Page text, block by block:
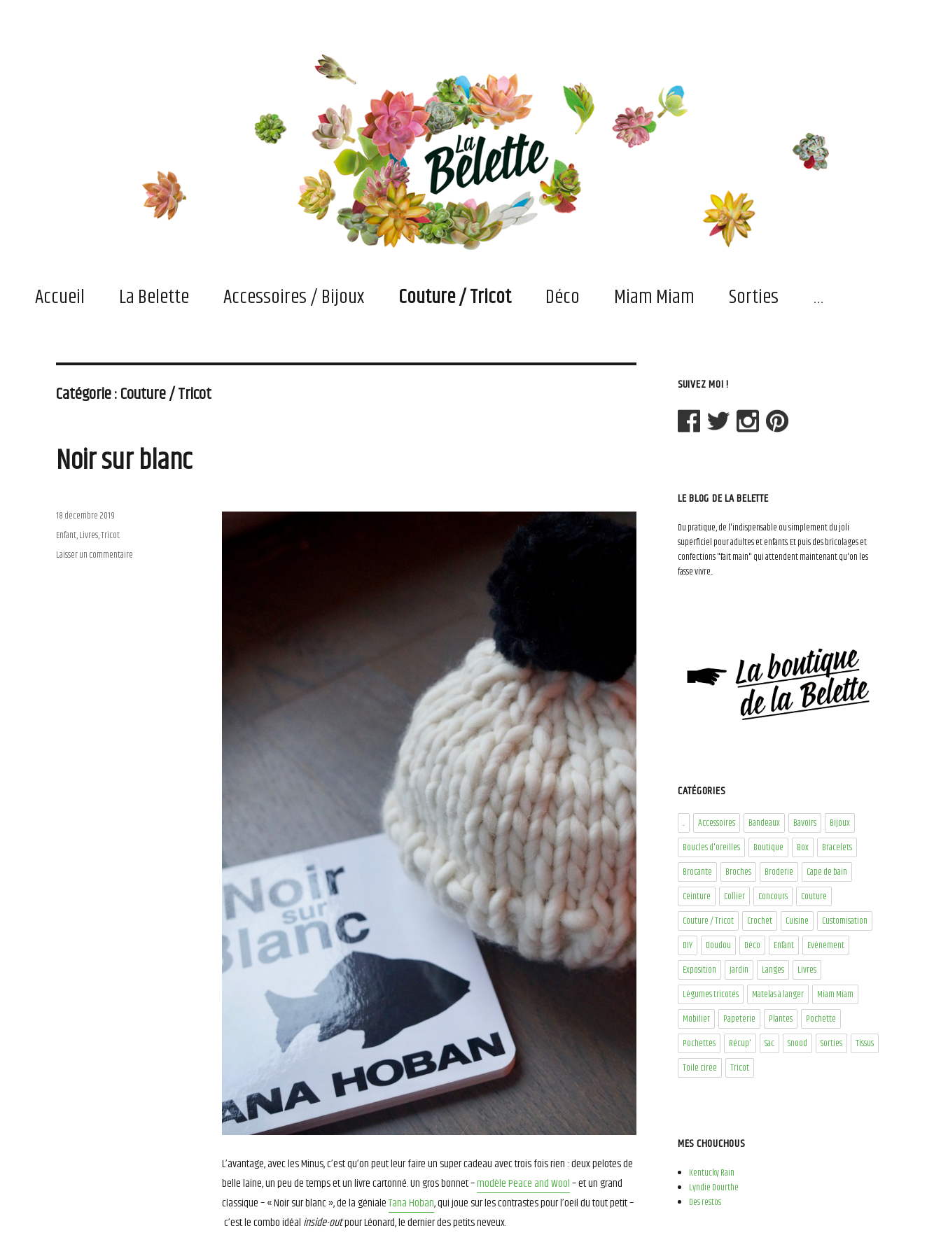
Du pratique, de l'indispensable ou simplement du joli superficiel pour adultes et enfants. Et puis des bricolages et confections "fait main" qui attendent maintenant qu'on les fasse vivre…
Accueil La Belette Accessoires / Bijoux Couture / Tricot Déco Miam Miam Sorties …
Catégorie : Couture / Tricot
Noir sur blanc
L’avantage, avec les Minus, c’est qu’on peut leur faire un super cadeau avec trois fois rien : deux pelotes de
belle laine, un peu de temps et un livre cartonné. Un gros bonnet –modèle Peace and Wool– et un grand
classique – « Noir sur blanc », de la génialeTana Hoban, qui joue sur les contrastes pour l’oeil du tout petit –
c’est le combo idéal inside-outpour Léonard, le dernier des petits neveux.
Publié
le
18 décembre 2019
Catégories
Enfant,Livres,Tricot
Laisser un commentaire
SUIVEZ MOI !
LE BLOG DE LA BELETTE
Du pratique, de l'indispensable ou simplement du joli
superficiel pour adultes et enfants. Et puis des bricolages et
confections "fait main" qui attendent maintenant qu'on les
fasse vivre...
CATÉGORIES
... Accessoires Bandeaux Bavoirs
Bijoux
Boucles d'oreilles
Boutique Box
Bracelets
Brocante
Broches Broderie
Cape de bain
Ceinture
Collier Concours
Couture
Couture / Tricot
Crochet Cuisine
Customisation
DIY
Doudou Déco Enfant
Evénement
Exposition
Jardin Langes
Livres
Légumes tricotés
Matelas à langer
Miam Miam
Mobilier
Papeterie Plantes
Pochette
Pochettes
Récup' Sac Snood Sorties
Tissus
Toile cirée
Tricot
MES CHOUCHOUS
Kentucky Rain
Lyndie Dourthe
Des restos